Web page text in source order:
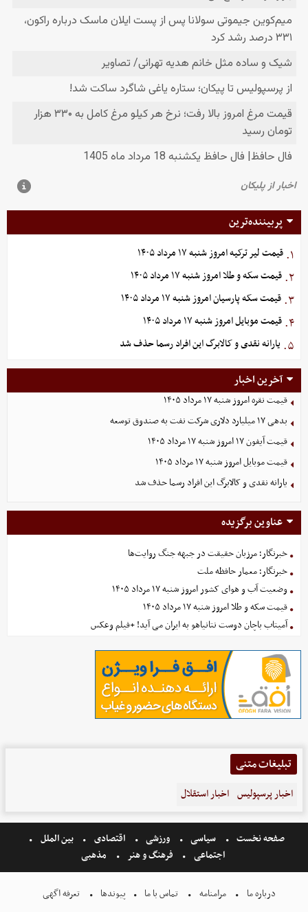
پربیننده‌ترین
۱. قیمت لیر ترکیه امروز شنبه ۱۷ مرداد ۱۴۰۵
۲. قیمت سکه و طلا امروز شنبه ۱۷ مرداد ۱۴۰۵
۳. قیمت سکه پارسیان امروز شنبه ۱۷ مرداد ۱۴۰۵
۴. قیمت موبایل‌ امروز شنبه ۱۷ مرداد ۱۴۰۵
۵. یارانه نقدی و کالابرگ این افراد رسما حذف شد
آخرین اخبار
قیمت نقره امروز شنبه ۱۷ مرداد ۱۴۰۵
بدهی ١٧ میلیارد دلاری شرکت نفت به صندوق توسعه
قیمت آیفون ۱۷ امروز شنبه ۱۷ مرداد ۱۴۰۵
قیمت موبایل‌ امروز شنبه ۱۷ مرداد ۱۴۰۵
یارانه نقدی و کالابرگ این افراد رسما حذف شد
عناوین برگزیده
خبرنگار؛ مرزبان حقیقت در جبهه جنگ روایت‌ها
خبرنگار؛ معمار حافظه ملت
وضعیت آب و هوای کشور امروز شنبه ۱۷ مرداد ۱۴۰۵
قیمت سکه و طلا امروز شنبه ۱۷ مرداد ۱۴۰۵
آمیتاب باچان دوست نتانیاهو به ایران می آید! +فیلم وعکس
تبلیغات متنی
اخبار پرسپولیس اخبار استقلال
صفحه نخست سیاسی ورزشی اقتصادی
بین الملل
اجتماعی
فرهنگ و هنر مذهبی
درباره ما مرامنامه تماس با ما پیوندها تعرفه اگهی